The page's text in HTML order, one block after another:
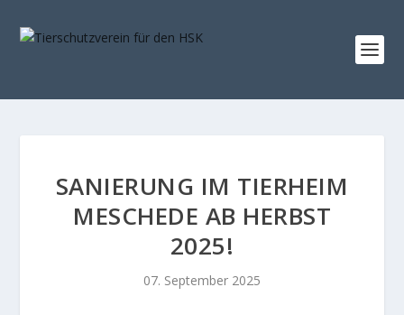
SANIERUNG IM TIERHEIM
MESCHEDE AB HERBST
2025!
07. September 2025